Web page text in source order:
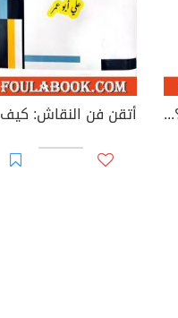
كيف تبني إنسانا ناجحا؟ وصايا تربوية